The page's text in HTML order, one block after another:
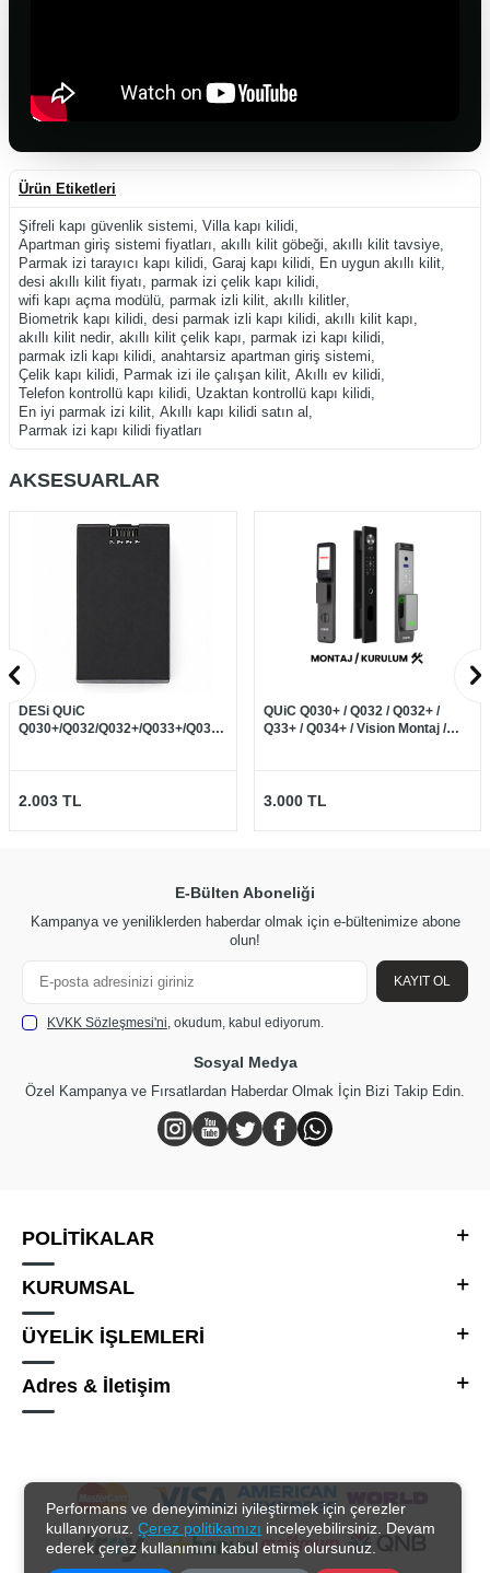
Performans ve deneyiminizi iyileştirmek için çerezler
kullanıyoruz.Çerez politikamızı inceleyebilirsiniz. Devam
ederek çerez kullanımını kabul etmiş olursunuz.
Ürün Etiketleri
Şifreli kapı güvenlik sistemi, Villa kapı kilidi,
Apartman giriş sistemi fiyatları, akıllı kilit göbeği, akıllı kilit tavsiye,
Parmak izi tarayıcı kapı kilidi, Garaj kapı kilidi, En uygun akıllı kilit,
desi akıllı kilit fiyatı, parmak izi çelik kapı kilidi,
wifi kapı açma modülü, parmak izli kilit, akıllı kilitler,
Biometrik kapı kilidi, desi parmak izli kapı kilidi, akıllı kilit kapı,
akıllı kilit nedir, akıllı kilit çelik kapı, parmak izi kapı kilidi,
parmak izli kapı kilidi, anahtarsiz apartman giriş sistemi,
Çelik kapı kilidi, Parmak izi ile çalışan kilit, Akıllı ev kilidi,
Telefon kontrollü kapı kilidi, Uzaktan kontrollü kapı kilidi,
En iyi parmak izi kilit, Akıllı kapı kilidi satın al ,
Parmak izi kapı kilidi fiyatları
AKSESUARLAR
DESi QUiC
Q030+/Q032/Q032+/Q033+/Q034+/Vision
2.003 TL
QUiC Q030+ / Q032 / Q032+ /
Q33+ / Q034+ / Vision Montaj /
3.000TL
E-Bülten Aboneliği
Kampanya ve yeniliklerden haberdar olmak için e-bültenimize abone
olun!
KAYIT OL
KVKK Sözleşmesi'ni , okudum, kabul ediyorum.
Sosyal Medya
Özel Kampanya ve Fırsatlardan Haberdar Olmak İçin Bizi Takip Edin.
POLİTİKALAR
KURUMSAL
ÜYELİK İŞLEMLERİ
Adres & İletişim